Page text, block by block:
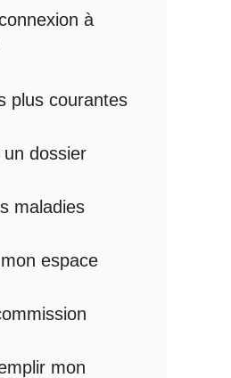
à
plus courantes
dossier
maladies
espace
mon